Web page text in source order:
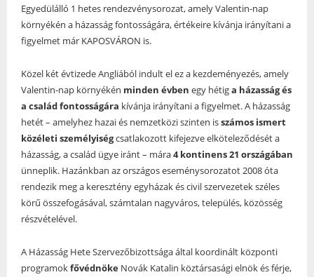
Egyedülálló 1 hetes rendezvénysorozat, amely Valentin-nap
környékén a házasság fontosságára, értékeire kívánja irányítani a
figyelmet már KAPOSVÁRON is.
Közel két évtizede Angliából indult el ez a kezdeményezés, amely
Valentin-nap környékén minden évben egy hétiga házasság és
a család fontosságára kívánja irányítani a figyelmet. A házasság
hetét – amelyhez hazai és nemzetközi szinten isszámos ismert
közéleti személyiségcsatlakozott kifejezve elköteleződését a
házasság, a család ügye iránt – mára4 kontinens 21 országában
ünneplik. Hazánkban az országos eseménysorozatot 2008 óta
rendezik meg a keresztény egyházak és civil szervezetek széles
körű összefogásával, számtalan nagyváros, település, közösség
részvételével.
A Házasság Hete Szervezőbizottsága által koordinált központi
programokfővédnöke Novák Katalin köztársasági elnök és férje,